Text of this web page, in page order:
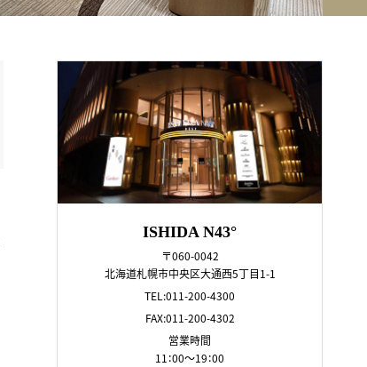
ISHIDA N43°
〒060-0042
北海道札幌市中央区大通西5丁目1-1
TEL:011-200-4300
FAX:011-200-4302
営業時間
11：00～19：00